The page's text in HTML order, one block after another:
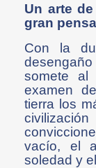
Un arte
gran
Con la
somete
examen
tierra los
vacío, el
soledad y